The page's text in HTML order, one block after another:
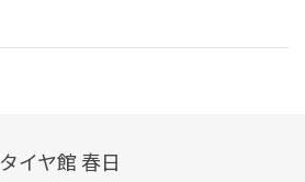
タイヤ館 春日